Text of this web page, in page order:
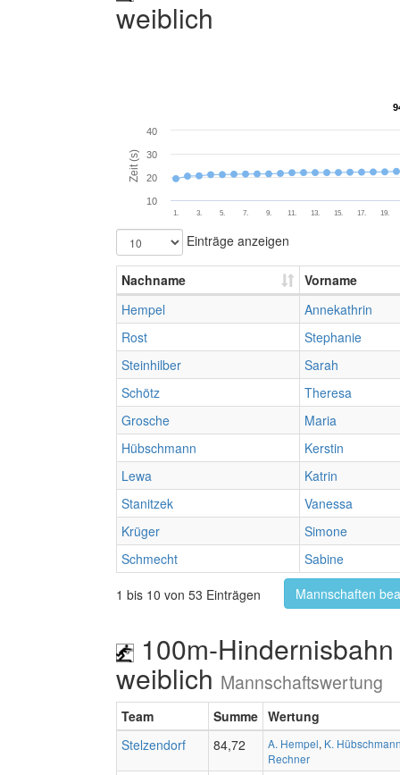
weiblich
Zeit (s)
1. 3. 5. 7. 9. 11. 13. 15. 17. 19.
10
20
30
40
Einträge anzeigen
Nachname
Vorname
Hempel
Annekathrin
Rost
Stephanie
Steinhilber
Sarah
Schötz
Theresa
Grosche
Maria
Hübschmann
Kerstin
Lewa
Katrin
Stanitzek
Vanessa
Krüger
Simone
Schmecht
Sabine
1 bis 10 von 53 Einträgen
Mannschaften
100m-
weiblich Mannschaftswertung
Team Summe Wertung
Stelzendorf
84,72 A. Hempel, K.
Rechner